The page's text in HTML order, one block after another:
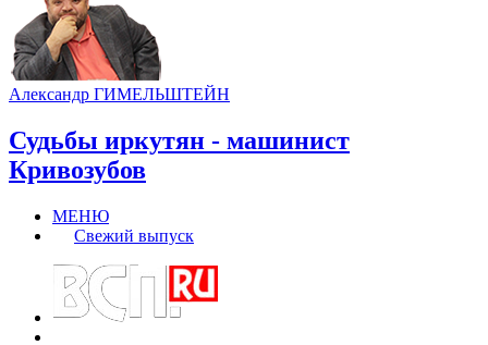
Александр ГИМЕЛЬШТЕЙН
Судьбы иркутян - машинист
Кривозубов
МЕНЮ
Свежий выпуск